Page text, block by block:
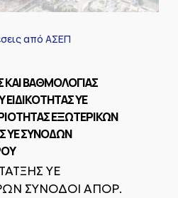
από ΑΣΕΠ
ΚΑΙ ΒΑΘΜΟΛΟΓΙΑΣ
ΥΕ
ΕΞΩΤΕΡΙΚΩΝ
ΥΕ ΣΥΝΟΔΩΝ
ΥΕ
ΣΥΝΟΔΟΙ ΑΠΟΡ.